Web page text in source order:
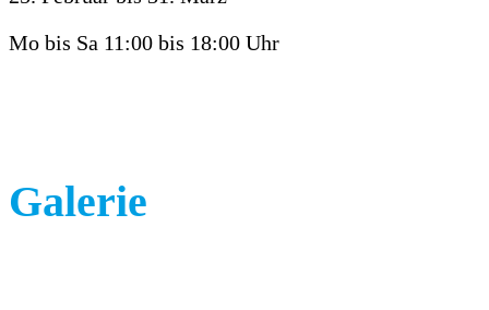
Mo bis Sa 11:00 bis 18:00 Uhr
Galerie